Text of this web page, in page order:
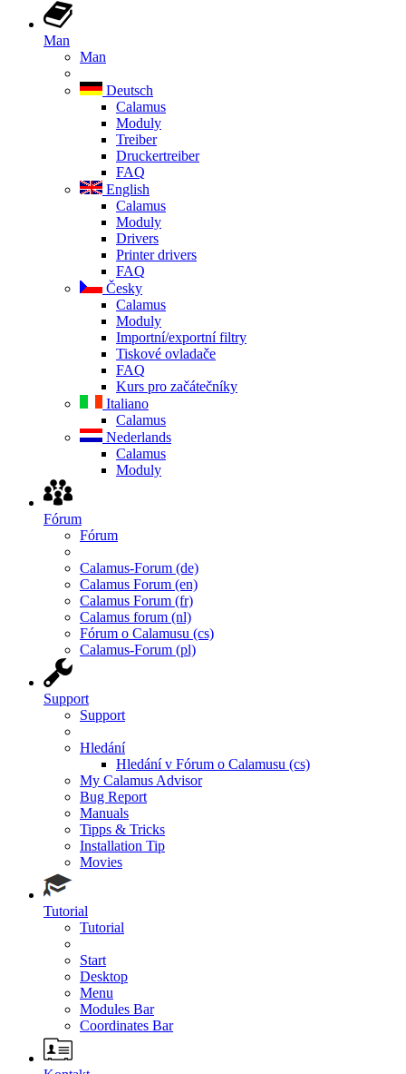
Man
Man
Deutsch
Calamus
Moduly
Treiber
Druckertreiber
FAQ
English
Calamus
Moduly
Drivers
Printer drivers
FAQ
Česky
Calamus
Moduly
Importní/exportní filtry
Tiskové ovladače
FAQ
Kurs pro začátečníky
Italiano
Calamus
Nederlands
Calamus
Moduly
Fórum
Fórum
Calamus-Forum (de)
Calamus Forum (en)
Calamus Forum (fr)
Calamus forum (nl)
Fórum o Calamusu (cs)
Calamus-Forum (pl)
Support
Support
Hledání
Hledání v Fórum o Calamusu (cs)
My Calamus Advisor
Bug Report
Manuals
Tipps & Tricks
Installation Tip
Movies
Tutorial
Tutorial
Start
Desktop
Menu
Modules Bar
Coordinates Bar